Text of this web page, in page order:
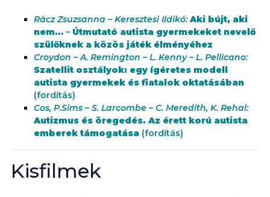
Rácz Zsuzsanna – Keresztesi Ildikó:Aki bújt, aki
nem… –Útmutató autista gyermekeket nevelő
szülőknek a közös játék élményéhez
Croydon – A. Remington – L. Kenny – L. Pellicano:
Szatellit osztályok: egy ígéretes modell
autista gyermekek és fiatalok oktatásában
(fordítás)
Cos, P.Sims – S. Larcombe – C. Meredith, K. Rehal:
Autizmus és öregedés. Az érett korú autista
emberek támogatása (fordítás)
Kisfilmek